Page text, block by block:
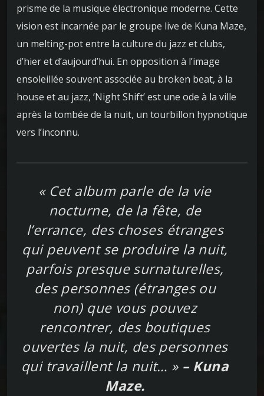
prisme de la musique électronique moderne. Cette
vision est incarnée par le groupe live de Kuna Maze,
un melting-pot entre la culture du jazz et clubs,
d’hier et d’aujourd’hui. En opposition à l’image
ensoleillée souvent associée au broken beat, à la
house et au jazz, ‘Night Shift’ est une ode à la ville
après la tombée de la nuit, un tourbillon hypnotique
vers l’inconnu.
« Cet album parle de la vie
nocturne, de la fête, de
l’errance, des choses étranges
qui peuvent se produire la nuit,
parfois presque surnaturelles,
des personnes (étranges ou
non) que vous pouvez
rencontrer, des boutiques
ouvertes la nuit, des personnes
qui travaillent la nuit… » – Kuna
Maze.